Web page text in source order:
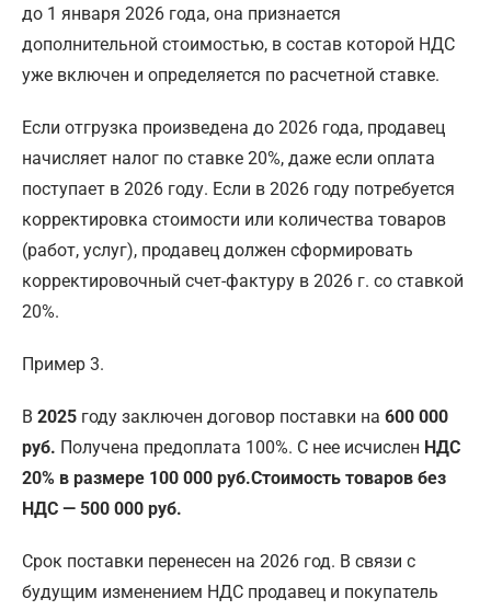
до 1 января 2026 года, она признается
дополнительной стоимостью, в состав которой НДС
уже включен и определяется по расчетной ставке.
Если отгрузка произведена до 2026 года, продавец
начисляет налог по ставке 20%, даже если оплата
поступает в 2026 году. Если в 2026 году потребуется
корректировка стоимости или количества товаров
(работ, услуг), продавец должен сформировать
корректировочный счет-фактуру в 2026 г. со ставкой
20%.
Пример 3.
В 2025 году заключен договор поставки на 600 000
руб. Получена предоплата 100%. С нее исчислен НДС
20% в размере 100 000 руб.Стоимость товаров без
НДС — 500 000 руб.
Срок поставки перенесен на 2026 год. В связи с
будущим изменением НДС продавец и покупатель